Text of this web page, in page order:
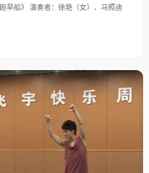
旱船》 演奏者：徐艳（女）、马照迪